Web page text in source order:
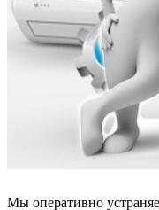
Мы оперативно